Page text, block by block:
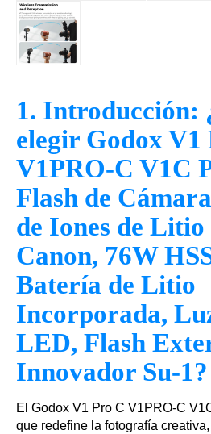
1. Introducción:
elegir Godox V1
V1PRO-C V1C
Flash de
de Iones de
Canon, 76W
Batería de Litio
Incorporada,
LED, Flash
Innovador Su-1?
El Godox V1 Pro C V1PRO-C
que redefine la fotografía